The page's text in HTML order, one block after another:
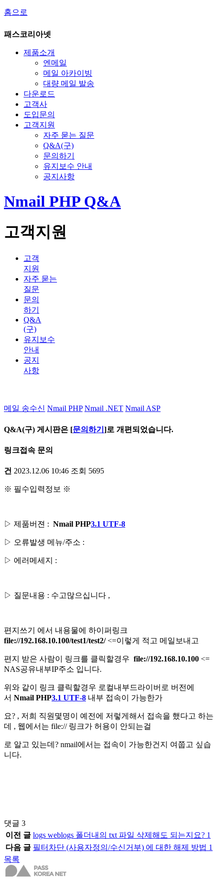
홈으로
패스코리아넷
제품소개
엔메일
메일 아카이빙
대량 메일 발송
다운로드
고객사
도입문의
고객지원
자주 묻는 질문
Q&A(구)
문의하기
유지보수 안내
공지사항
Nmail PHP Q&A
고객지원
고객
지원
자주 묻는
질문
문의
하기
Q&A
(구)
유지보수
안내
공지
사항
메일 송수신 Nmail PHP Nmail .NET Nmail ASP
Q&A(구) 게시판은 [문의하기 ]로 개편되었습니다.
링크접속 문의
건 2023.12.06 10:46 조회 5695
※ 필수입력정보 ※
▷ 제품버젼 : Nmail PHP3.1 UTF-8
▷ 오류발생 메뉴/주소 :
▷ 에러메세지 :
▷ 질문내용 : 수고많으십니다 ,
편지쓰기 에서 내용물에 하이퍼링크
file://192.168.10.100/test1/test2/<=이렇게 적고 메일보내고
편지 받은 사람이 링크를 클릭할경우 file://192.168.10.100 <=
NAS공유내부IP주소 입니다.
위와 같이 링크 클릭할경우 로컬내부드라이버로 버전에
서 Nmail PHP3.1 UTF-8 내부 접속이 가능한가
요? , 저희 직원몇명이 예전에 저렇게해서 접속을 했다고 하는
데 , 웹에서는 file:// 링크가 허용이 안되는걸
로 알고 있는데? nmail에서는 접속이 가능한건지 여쭙고 싶습
니다.
댓글 3
이전 글 logs weblogs 폴더내의 txt 파일 삭제해도 되는지요? 1
다음 글 필터차단 (사용자정의/수신거부) 에 대한 해제 방법 1
목록